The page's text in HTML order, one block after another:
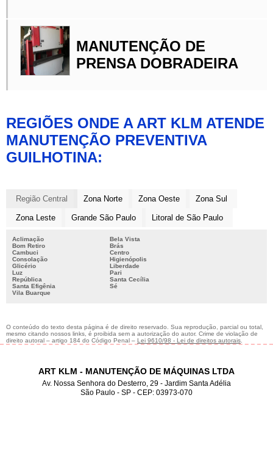
MANUTENÇÃO DE
PRENSA DOBRADEIRA
REGIÕES ONDE A ART KLM ATENDE
MANUTENÇÃO PREVENTIVA
GUILHOTINA:
Região Central Zona Norte Zona Oeste Zona Sul
Zona Leste Grande São Paulo Litoral de São Paulo
Aclimação
Bela Vista
Bom Retiro
Brás
Cambuci
Centro
Consolação
Higienópolis
Glicério
Liberdade
Luz
Pari
República
Santa Cecília
Santa Efigênia
Sé
Vila Buarque
O conteúdo do texto desta página é de direito reservado. Sua reprodução, parcial ou total,
mesmo citando nossos links, é proibida sem a autorização do autor. Crime de violação de
direito autoral – artigo 184 do Código Penal – Lei 9610/98 - Lei de direitos autorais
ART KLM - MANUTENÇÃO DE MÁQUINAS LTDA
Av. Nossa Senhora do Desterro, 29 - Jardim Santa Adélia
São Paulo - SP - CEP: 03973-070